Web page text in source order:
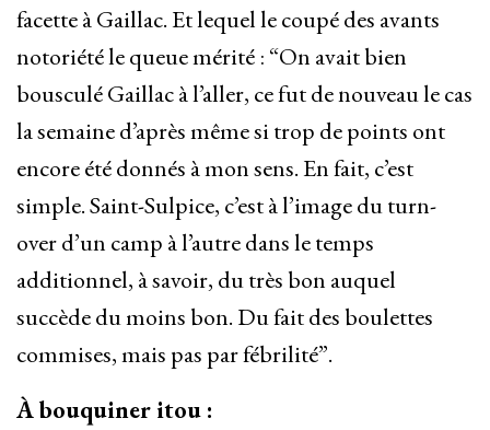
facette à Gaillac. Et lequel le coupé des avants
notoriété le queue mérité : “On avait bien
bousculé Gaillac à l’aller, ce fut de nouveau le cas
la semaine d’après même si trop de points ont
encore été donnés à mon sens. En fait, c’est
simple. Saint-Sulpice, c’est à l’image du turn-
over d’un camp à l’autre dans le temps
additionnel, à savoir, du très bon auquel
succède du moins bon. Du fait des boulettes
commises, mais pas par fébrilité”.
À bouquiner itou :